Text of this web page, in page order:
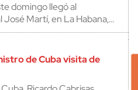
domingo llegó al
Martí, en La Habana,…
de Cuba visita de